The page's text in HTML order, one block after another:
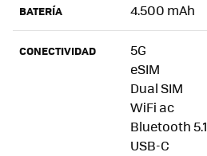
BATERÍA 4.500 mAh
CONECTIVIDAD
5G
eSIM
Dual SIM
WiFi ac
Bluetooth 5.1
USB-C